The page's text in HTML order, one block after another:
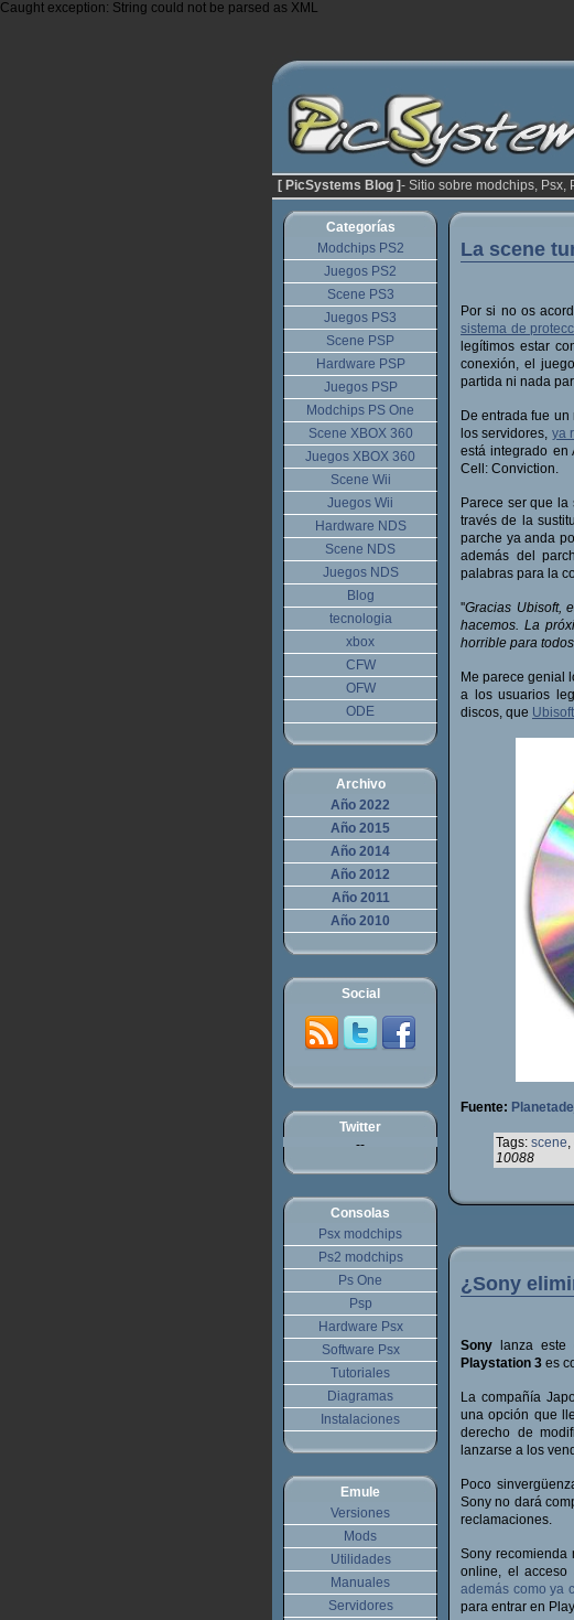
Caught exception: String could not be parsed as XML
[ PicSystems Blog ]- Sitio sobre modchips, Psx,
La scene
Por si no os
sistema de
legítimos estar
conexión, el
partida ni nada
De entrada fue
los servidores, ya
está integrado en
Cell: Conviction.
Parece ser que
través de la
parche ya anda
además del
palabras para la
''Gracias Ubisoft,
hacemos. La
horrible para
Me parece genial
a los usuarios
discos, que
Fuente:
Tags: scene,
10088
¿Sony
Sony
lanza
Playstation 3 es
La compañía
una opción que
derecho de
lanzarse a los
Poco
Sony no dará
reclamaciones.
Sony recomienda
online, el acceso
además como ya
para entrar en
Categorías
Modchips PS2
Juegos PS2
Scene PS3
Juegos PS3
Scene PSP
Hardware PSP
Juegos PSP
Modchips PS One
Scene XBOX 360
Juegos XBOX 360
Scene Wii
Juegos Wii
Hardware NDS
Scene NDS
Juegos NDS
Blog
tecnologia
xbox
CFW
OFW
ODE
Archivo
Año 2022
Año 2015
Año 2014
Año 2012
Año 2011
Año 2010
Social
Twitter
--
Consolas
Psx modchips
Ps2 modchips
Ps One
Psp
Hardware Psx
Software Psx
Tutoriales
Diagramas
Instalaciones
Emule
Versiones
Mods
Utilidades
Manuales
Servidores